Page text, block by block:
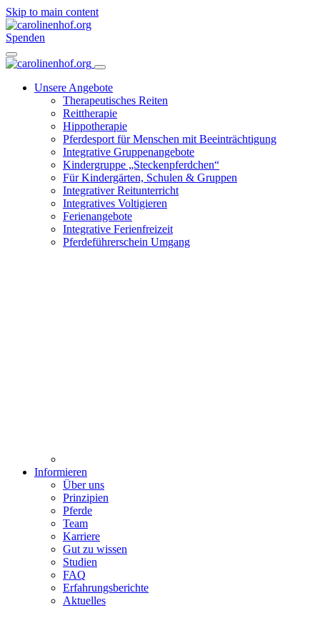
Skip to main content
Spenden
Unsere Angebote
Therapeutisches Reiten
Reittherapie
Hippotherapie
Pferdesport für Menschen mit Beeinträchtigung
Integrative Gruppenangebote
Kindergruppe „Steckenpferdchen“
Für Kindergärten, Schulen & Gruppen
Integrativer Reitunterricht
Integratives Voltigieren
Ferienangebote
Integrative Ferienfreizeit
Pferdeführerschein Umgang
Informieren
Über uns
Prinzipien
Pferde
Team
Karriere
Gut zu wissen
Studien
FAQ
Erfahrungsberichte
Aktuelles